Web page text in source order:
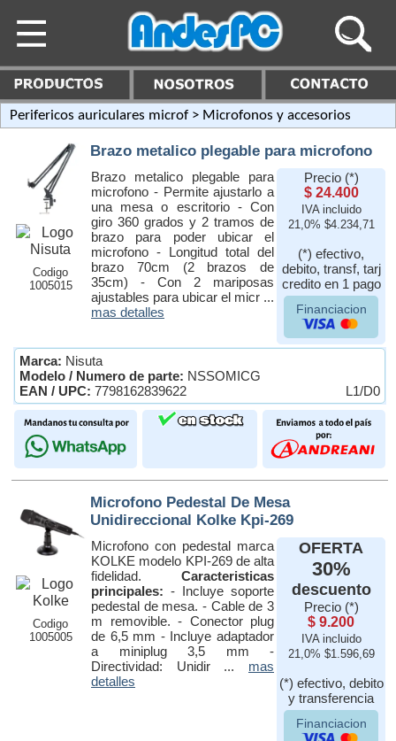
Perifericos auriculares microf > Microfonos y accesorios
Codigo
1005015
Brazo metalico plegable para microfono
Brazo metalico plegable para
microfono - Permite ajustarlo a
una mesa o escritorio - Con
giro 360 grados y 2 tramos de
brazo para poder ubicar el
microfono - Longitud total del
brazo 70cm (2 brazos de
35cm) - Con 2 mariposas
ajustables para ubicar el micr ...
mas detalles
Precio (*)
$ 24.400
IVA incluido
21,0% $4.234,71
(*) efectivo,
debito, transf, tarj
credito en 1 pago
Financiacion
Marca: Nisuta
Modelo / Numero de parte: NSSOMICG
EAN / UPC: 7798162839622 L1/D0
Codigo
1005005
Microfono Pedestal De Mesa
Unidireccional Kolke Kpi-269
Microfono con pedestal marca
KOLKE modelo KPI-269 de alta
fidelidad. Caracteristicas
principales: - Incluye soporte
pedestal de mesa. - Cable de 3
m removible. - Conector plug
de 6,5 mm - Incluye adaptador
a miniplug 3,5 mm -
Directividad: Unidir ... mas
detalles
OFERTA
30%
descuento
Precio (*)
$ 9.200
IVA incluido
21,0% $1.596,69
(*) efectivo, debito
y transferencia
Financiacion